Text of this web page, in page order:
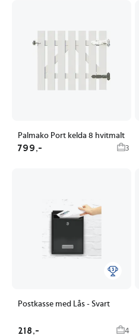
Palmako Port kelda 8 hvitmalt
799,- 3
Postkasse med Lås - Svart
218,- 4